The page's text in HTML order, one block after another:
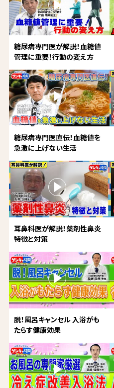
糖尿病専門医が解説！血糖値
管理に重要！行動の変え方
糖尿病専門医直伝！血糖値を
急激に上げない生活
耳鼻科医が解説！薬剤性鼻炎
特徴と対策
脱！風呂キャンセル 入浴がも
たらす健康効果